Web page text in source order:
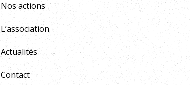
Nos actions
L’association
Actualités
Contact